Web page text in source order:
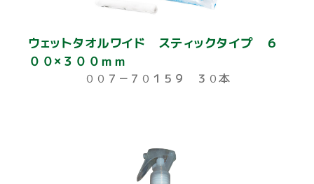
ウェットタオルワイド スティックタイプ ６
００×３００ｍｍ
００７－７０１５９ ３０本